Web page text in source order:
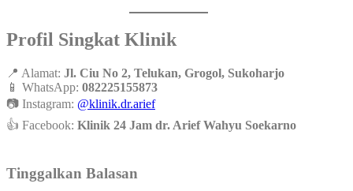
Profil Singkat Klinik
📍 Alamat: Jl. Ciu No 2, Telukan, Grogol, Sukoharjo
📱 WhatsApp: 082225155873
📷 Instagram: @klinik.dr.arief
👍 Facebook: Klinik 24 Jam dr. Arief Wahyu Soekarno
Tinggalkan Balasan